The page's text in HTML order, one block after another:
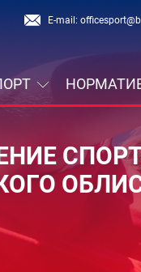
E-mail: